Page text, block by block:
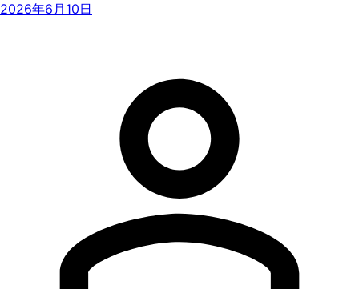
2026年6月10日